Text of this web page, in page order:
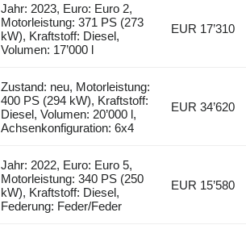
Jahr: 2023, Euro: Euro 2,
Motorleistung: 371 PS (273
kW), Kraftstoff: Diesel,
Volumen: 17’000 l
EUR 17’310
Zustand: neu, Motorleistung:
400 PS (294 kW), Kraftstoff:
Diesel, Volumen: 20’000 l,
Achsenkonfiguration: 6x4
EUR 34’620
Jahr: 2022, Euro: Euro 5,
Motorleistung: 340 PS (250
kW), Kraftstoff: Diesel,
Federung: Feder/Feder
EUR 15’580